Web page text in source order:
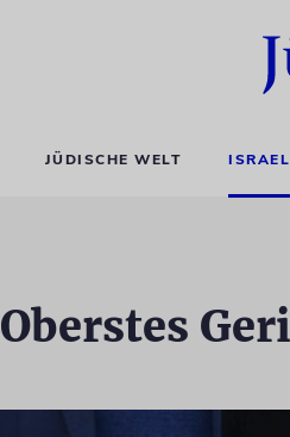
JÜDISCHE WELT ISRAEL
Oberstes